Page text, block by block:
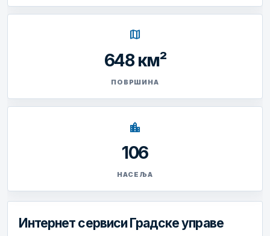
map
648 км²
ПОВРШИНА
location_city
106
НАСЕЉА
Интернет сервиси Градске управе